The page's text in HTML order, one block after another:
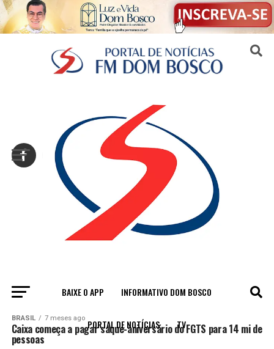
BAIXE O APP INFORMATIVO DOM BOSCO
PORTAL DE NOTÍCIAS TV
All posts tagged "saque"
BRASIL 7 meses ago
Caixa começa a pagar saque-aniversário do FGTS para 14 mi de
pessoas
Sair da versão mobile